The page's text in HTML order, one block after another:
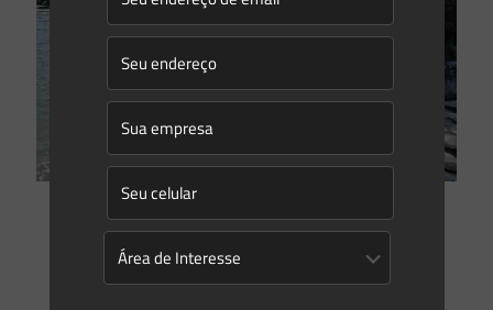
Saes Advogadoson
03/11/2021
A desnecessidade de EIA/RIMA para empreendimentos
localizados na Zona Costeira.